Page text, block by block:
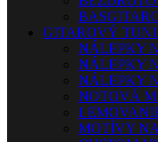
GITAROVÝ
NÁLEPKY
NÁLEPKY
NÁLEPKY
NOTOVÁ
MOTÍVY